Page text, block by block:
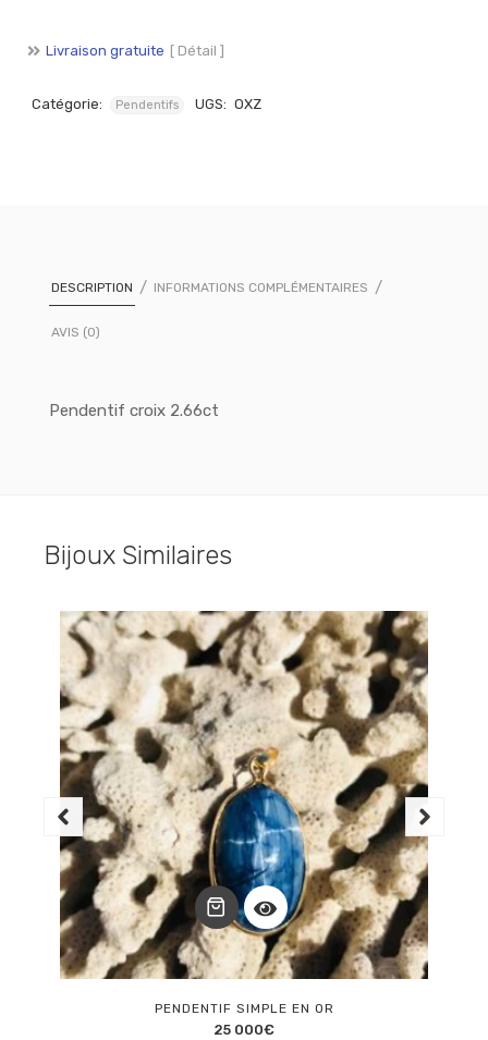
Livraison gratuite [ Détail ]
Catégorie: Pendentifs UGS: OXZ
DESCRIPTION INFORMATIONS COMPLÉMENTAIRES
AVIS (0)
Pendentif croix 2.66ct
Bijoux Similaires
PENDENTIF SIMPLE EN OR
25 000€